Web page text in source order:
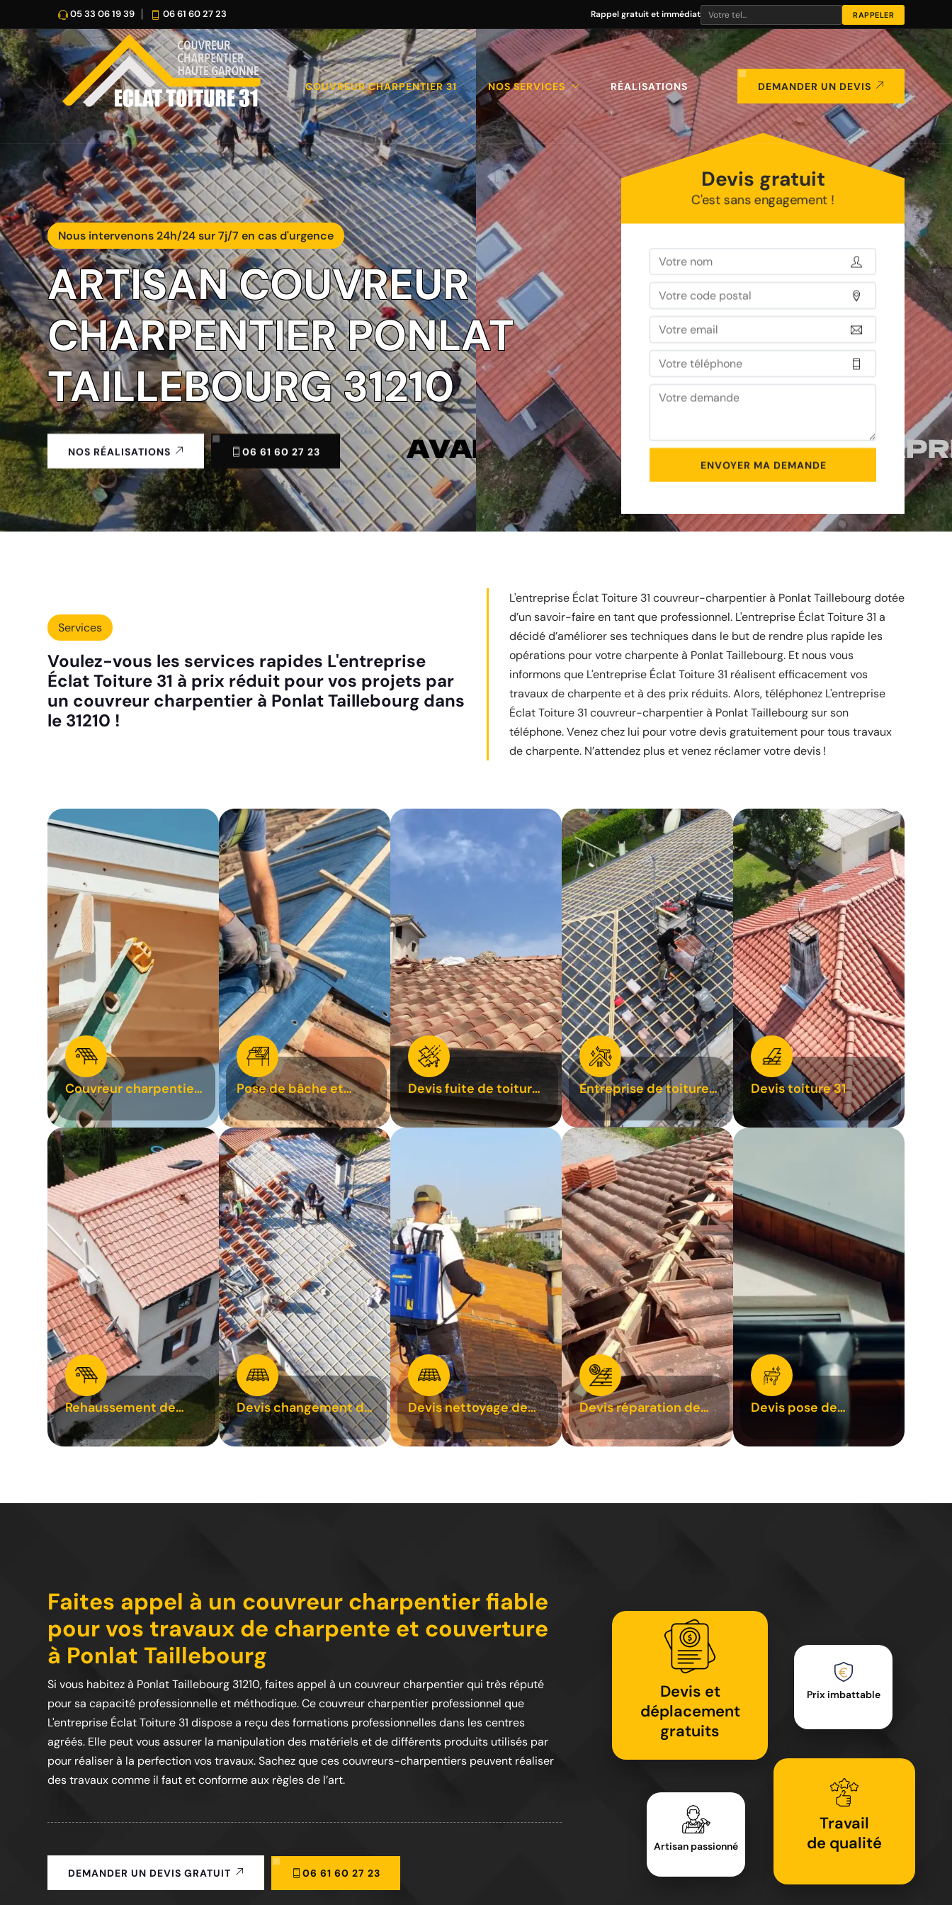
05 33 06 19 39 06 61 60 27 23 Rappel gratuit et immédiat
COUVREUR CHARPENTIER 31 NOS SERVICES RÉALISATIONS DEMANDER UN DEVIS
Nous intervenons 24h/24 sur 7j/7 en cas d'urgence
ARTISAN COUVREUR
CHARPENTIER PONLAT
TAILLEBOURG 31210
NOS RÉALISATIONS 06 61 60 27 23
Devis gratuit
C'est sans engagement !
Services
Voulez-vous les services rapides L'entreprise
Éclat Toiture 31 à prix réduit pour vos projets par
un couvreur charpentier à Ponlat Taillebourg dans
le 31210 !
L'entreprise Éclat Toiture 31 couvreur-charpentier à Ponlat Taillebourg dotée
d’un savoir-faire en tant que professionnel. L'entreprise Éclat Toiture 31 a
décidé d’améliorer ses techniques dans le but de rendre plus rapide les
opérations pour votre charpente à Ponlat Taillebourg. Et nous vous
informons que L'entreprise Éclat Toiture 31 réalisent efficacement vos
travaux de charpente et à des prix réduits. Alors, téléphonez L'entreprise
Éclat Toiture 31 couvreur-charpentier à Ponlat Taillebourg sur son
téléphone. Venez chez lui pour votre devis gratuitement pour tous travaux
de charpente. N’attendez plus et venez réclamer votre devis !
Couvreur charpentier
31
Pose de bâche et
bâchage de toiture 31
Devis fuite de toiture
31
Entreprise de toiture
31
Devis toiture 31
Rehaussement de
toiture 31
Devis changement de
tuile 31
Devis nettoyage de
toiture 31
Devis réparation de
toiture 31
Devis pose de
Faites appel à un couvreur charpentier fiable
pour vos travaux de charpente et couverture
à Ponlat Taillebourg
Si vous habitez à Ponlat Taillebourg 31210, faites appel à un couvreur charpentier qui très réputé
pour sa capacité professionnelle et méthodique. Ce couvreur charpentier professionnel que
L'entreprise Éclat Toiture 31 dispose a reçu des formations professionnelles dans les centres
agréés. Elle peut vous assurer la manipulation des matériels et de différents produits utilisés par
pour réaliser à la perfection vos travaux. Sachez que ces couvreurs-charpentiers peuvent réaliser
des travaux comme il faut et conforme aux règles de l’art.
Devis et
déplacement
gratuits
Artisan passionné
Prix imbattable
Travail
de qualité
DEMANDER UN DEVIS GRATUIT 06 61 60 27 23